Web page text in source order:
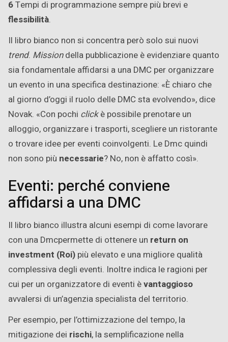
6Tempi di programmazione sempre più brevi e
flessibilità.
Il libro bianco non si concentra però solo sui nuovi
trend. Missiondella pubblicazione è evidenziare quanto
sia fondamentale affidarsi a una DMC per organizzare
un evento in una specifica destinazione: «È chiaro che
al giorno d’oggi il ruolo delle DMC sta evolvendo», dice
Novak. «Con pochi clickè possibile prenotare un
alloggio, organizzare i trasporti, scegliere un ristorante
o trovare idee per eventi coinvolgenti. Le Dmc quindi
non sono più necessarie? No, non è affatto così».
Eventi: perché conviene
affidarsi a una DMC
Il libro bianco illustra alcuni esempi di come lavorare
con una Dmcpermette di ottenere un return on
investment (Roi) più elevato e una migliore qualità
complessiva degli eventi. Inoltre indica le ragioni per
cui per un organizzatore di eventi èvantaggioso
avvalersi di un’agenzia specialista del territorio.
Per esempio, per l’ottimizzazione del tempo, la
mitigazione dei rischi, la semplificazione nella